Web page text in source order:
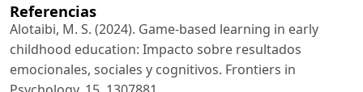
Referencias
Alotaibi, M. S. (2024). Game-based learning in early
childhood education: Impacto sobre resultados
emocionales, sociales y cognitivos. Frontiers in